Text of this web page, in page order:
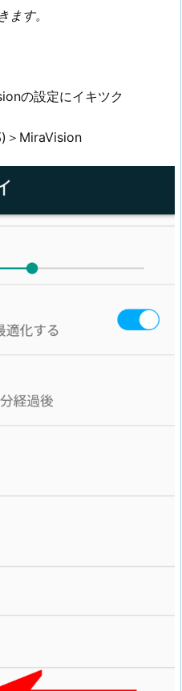
ます。
の設定にイキツク
＞MiraVision